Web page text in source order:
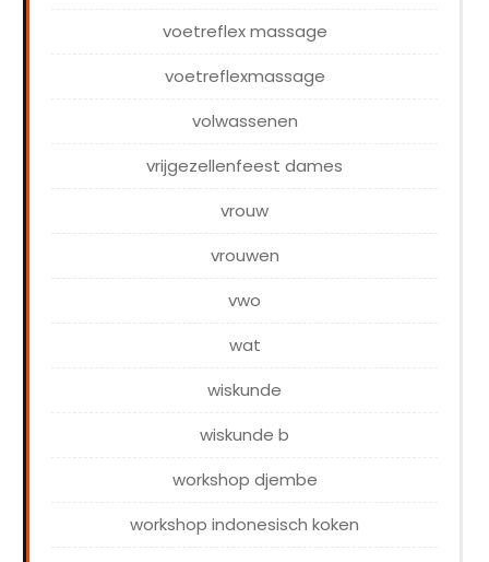
voetreflex massage
voetreflexmassage
volwassenen
vrijgezellenfeest dames
vrouw
vrouwen
vwo
wat
wiskunde
wiskunde b
workshop djembe
workshop indonesisch koken